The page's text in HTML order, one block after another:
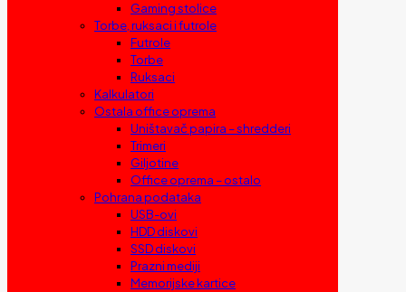
Gaming stolice
Torbe, ruksaci i futrole
Futrole
Torbe
Ruksaci
Kalkulatori
Ostala office oprema
Uništavač papira – shredderi
Trimeri
Giljotine
Office oprema – ostalo
Pohrana podataka
USB-ovi
HDD diskovi
SSD diskovi
Prazni mediji
Memorijske kartice